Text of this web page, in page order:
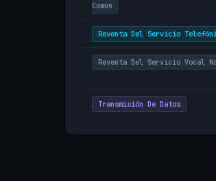
Común
Reventa Del Servicio
Reventa Del Servicio Vocal
Transmisión De Datos